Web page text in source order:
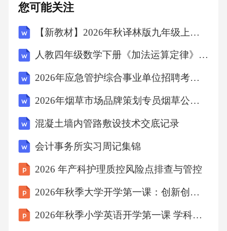
际问题（在答题卡相应位置上解答，本题共5小
题，共29分）27.(6分)只列方程不计算。(1)天目
湖马拉松赛事共设全程马拉松、半程马拉松、
2千米，比欢乐跑全长的8倍还多2千米。欢乐跑
全长约多少千米？解：设欢乐跑全长约x千米。
______(2)一辆新能源汽车充满了电，第一天用
去了电池容量的13，第二天用去了电池容量的1
池容量是x度。______28.(5分)中国铁路12306关
于退票的规定如下表。叶老师花了536元买了一
张从溧阳到北京的高铁票，发车时间是6月14日
您可能关注
【新教材】2026年秋译林版九年级上册英语Unit 6 The art of the brush单元测试卷（含答案）
人教四年级数学下册《加法运算定律》示范公开课教学设计
2026年应急管护综合事业单位招聘考试笔试试题（含答案）
2026年烟草市场品牌策划专员烟草公司招聘考试笔试试题（含答案）
混凝土墙内管路敷设技术交底记录
会计事务所实习周记集锦
2026 年产科护理质控风险点排查与管控
2026年秋季大学开学第一课：创新创业教育
2026年秋季小学英语开学第一课 学科素养培养指南